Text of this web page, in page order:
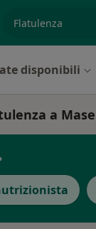
disponibili
a